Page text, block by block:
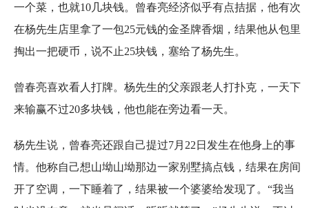
一个菜，也就10几块钱。曾春亮经济似乎有点拮据，他有次
在杨先生店里拿了一包25元钱的金圣牌香烟，结果他从包里
掏出一把硬币，说不止25块钱，塞给了杨先生。
曾春亮喜欢看人打牌。杨先生的父亲跟老人打扑克，一天下
来输赢不过20多块钱，他也能在旁边看一天。
杨先生说，曾春亮还跟自己提过7月22日发生在他身上的事
情。他称自己想山坳山坳那边一家别墅搞点钱，结果在房间
开了空调，一下睡着了，结果被一个婆婆给发现了。“我当